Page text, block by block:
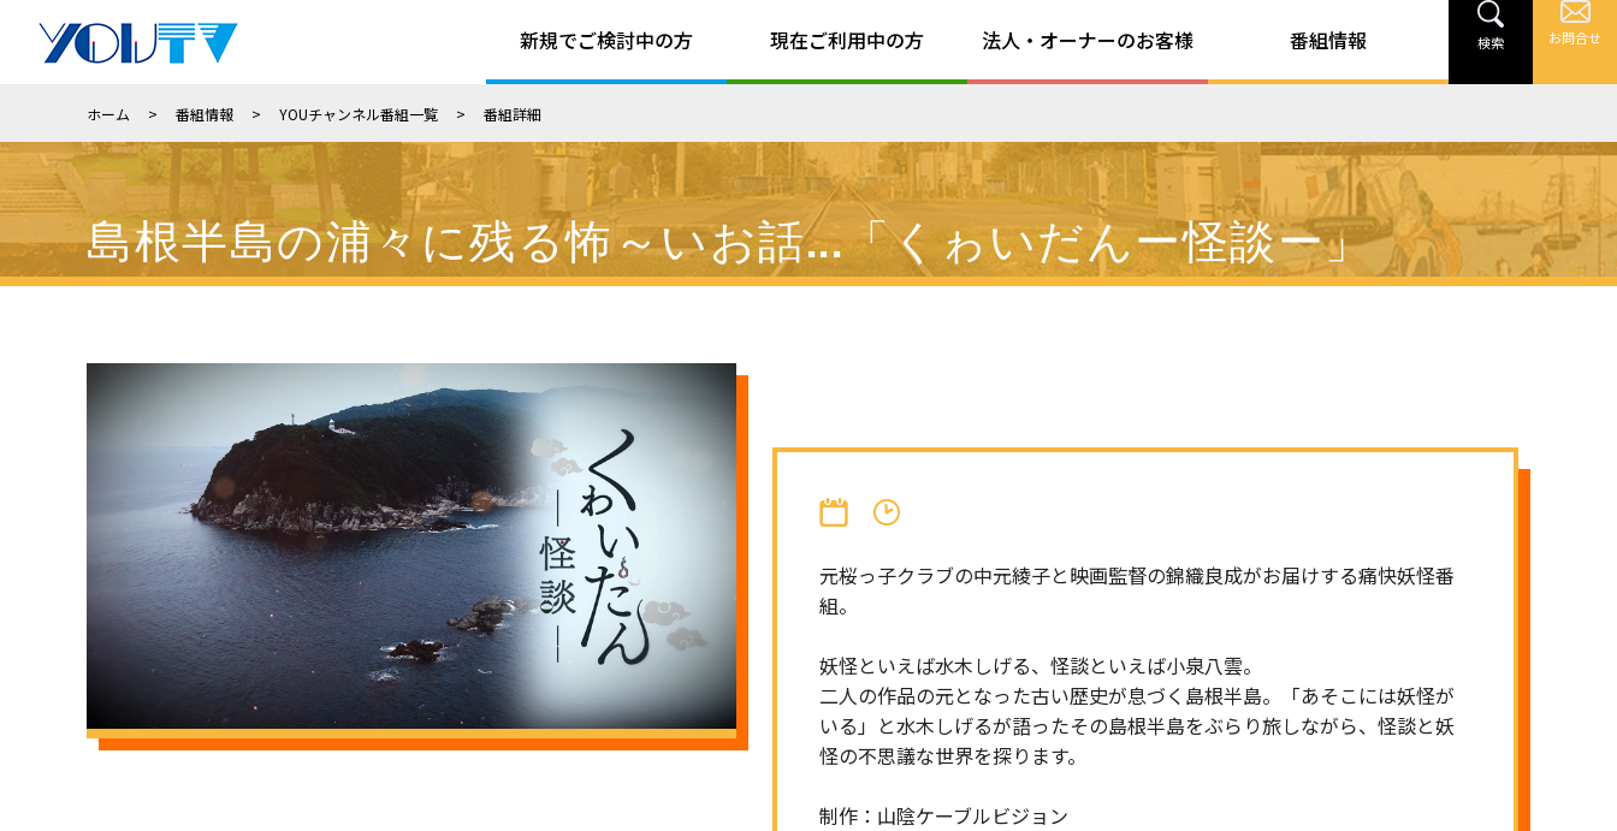
新規でご検討中の方 現在ご利用中の方 法人・オーナーのお客様 番組情報 検索 お問合せ
ホーム > 番組情報 > YOUチャンネル番組一覧 > 番組詳細
島根半島の浦々に残る怖～いお話...「くゎいだんー怪談ー」
元桜っ子クラブの中元綾子と映画監督の錦織良成がお届けする痛快妖怪番
組。
妖怪といえば水木しげる、怪談といえば小泉八雲。
二人の作品の元となった古い歴史が息づく島根半島。「あそこには妖怪が
いる」と水木しげるが語ったその島根半島をぶらり旅しながら、怪談と妖
怪の不思議な世界を探ります。
制作：山陰ケーブルビジョン